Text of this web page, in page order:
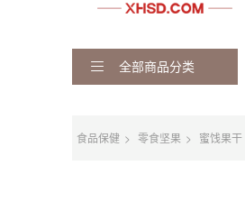
全部商品分类
食品保健 零食坚果 蜜饯果干